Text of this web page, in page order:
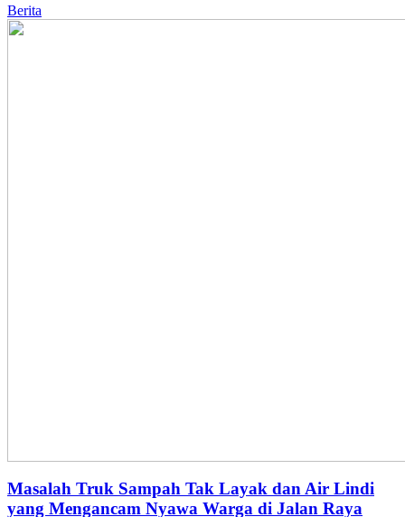
Berita
Masalah Truk Sampah Tak Layak dan Air Lindi
yang Mengancam Nyawa Warga di Jalan Raya